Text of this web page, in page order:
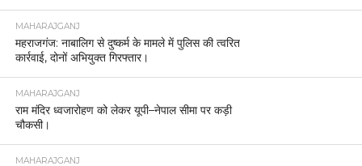
MAHARAJGANJ
महराजगंज: नाबालिग से दुष्कर्म के मामले में पुलिस की त्वरित
कार्रवाई, दोनों अभियुक्त गिरफ्तार।
MAHARAJGANJ
राम मंदिर ध्वजारोहण को लेकर यूपी–नेपाल सीमा पर कड़ी
चौकसी।
MAHARAJGANJ